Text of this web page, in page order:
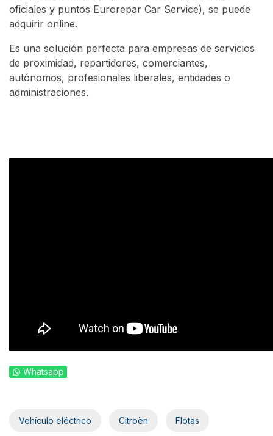
oficiales y puntos Eurorepar Car Service), se puede
adquirir online.
Es una solución perfecta para empresas de servicios
de proximidad, repartidores, comerciantes,
autónomos, profesionales liberales, entidades o
administraciones.
Whatsapp
Vehículo eléctrico Citroën Flotas